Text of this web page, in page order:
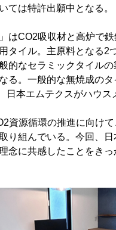
ては特許出願中となる。
はCO2吸収材と高炉で
タイル。主原料となる2
的なセラミックタイル
る。一般的な無焼成の
日本エムテクスがハウ
資源循環の推進に向け
り組んでいる。今回、
念に共感したことをき